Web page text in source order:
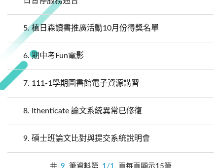
5.植日森讀書推廣活動10月份得獎名單
6.期中考Fun電影
7. 111-1學期圖書館電子資源講習
8. Ithenticate 論文系統異常已修復
9. 碩士班論文比對與提交系統說明會
共 9 筆資料第 1/1 頁每頁顯示15筆